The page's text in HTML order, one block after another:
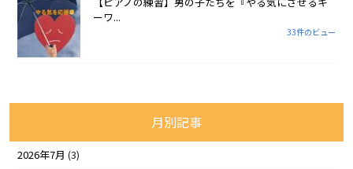
ーワ...
33件のビュー
月別記事
2026年7月 (3)